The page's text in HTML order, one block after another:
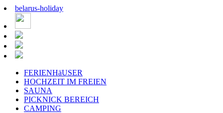
belarus-holiday
FERIENHäUSER
HOCHZEIT IM FREIEN
SAUNA
PICKNICK BEREICH
CAMPING